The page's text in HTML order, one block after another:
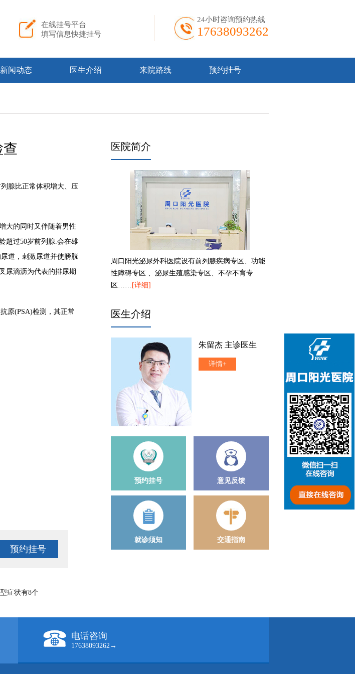
在线挂号平台
填写信息快捷挂号
24小时咨询预约热线
17638093262
新闻动态 医生介绍 来院路线 预约挂号
查
腺比正常体积增大、压
大的同时又伴随着男性
超过50岁前列腺.会在雄
道，刺激尿道并使膀胱
尿滴沥为代表的排尿期
原(PSA)检测，其正常
预约挂号
症状有8个
医院简介
周口阳光泌尿外科医院设有前列腺疾病专区、功能
性障碍专区 、泌尿生殖感染专区、不孕不育专
区…… [详细]
医生介绍
朱留杰 主诊医生
详情+
预约挂号 意见反馈
就诊须知 交通指南
电话咨询
17638093262→